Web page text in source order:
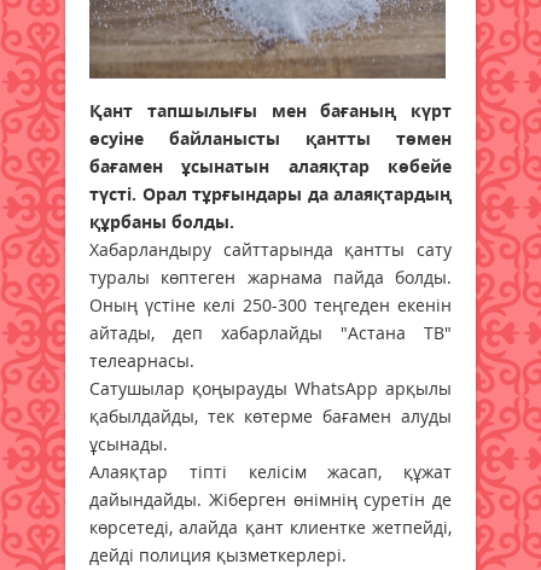
Қант тапшылығы мен бағаның күрт
өсуіне байланысты қантты төмен
бағамен ұсынатын алаяқтар көбейе
түсті. Орал тұрғындары да алаяқтардың
құрбаны болды.
Хабарландыру сайттарында қантты сату
туралы көптеген жарнама пайда болды.
Оның үстіне келі 250-300 теңгеден екенін
айтады, деп хабарлайды "Астана ТВ"
телеарнасы.
Сатушылар қоңырауды WhatsApp арқылы
қабылдайды, тек көтерме бағамен алуды
ұсынады.
Алаяқтар тіпті келісім жасап, құжат
дайындайды. Жіберген өнімнің суретін де
көрсетеді, алайда қант клиентке жетпейді,
дейді полиция қызметкерлері.